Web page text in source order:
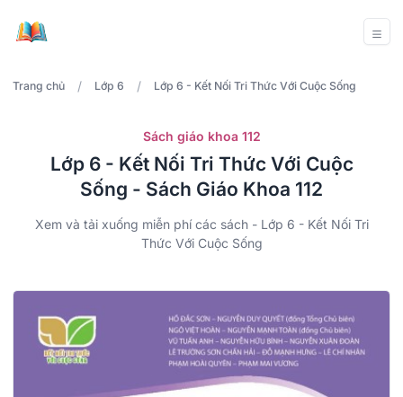
Trang chủ / Lớp 6 / Lớp 6 - Kết Nối Tri Thức Với Cuộc Sống
Sách giáo khoa 112
Lớp 6 - Kết Nối Tri Thức Với Cuộc
Sống - Sách Giáo Khoa 112
Xem và tải xuống miễn phí các sách - Lớp 6 - Kết Nối Tri
Thức Với Cuộc Sống